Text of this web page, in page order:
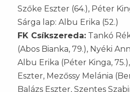
Szőke Eszter (64.), Péter
Sárga lap: Albu Erika (52.)
FK Csíkszereda: Tankó
(Abos Bianka, 79.), Nyéki
Albu Erika (Péter Kinga,
Eszter, Mezőssy Melánia
Balázs Eszter, Szentes